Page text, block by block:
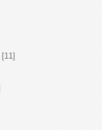
[11]